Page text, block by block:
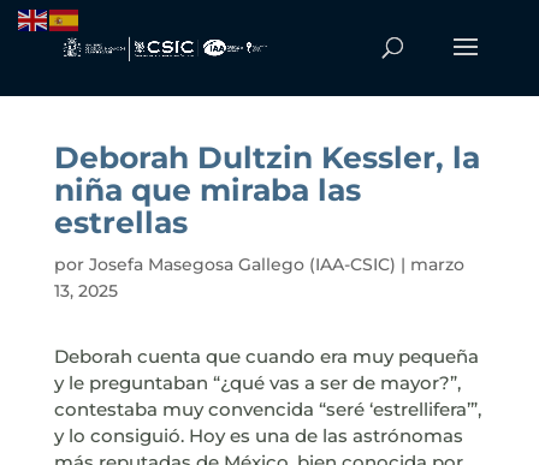
Deborah Dultzin Kessler, la
niña que miraba las
estrellas
por Josefa Masegosa Gallego (IAA-CSIC) | marzo
13, 2025
Deborah cuenta que cuando era muy pequeña
y le preguntaban “¿qué vas a ser de mayor?”,
contestaba muy convencida “seré ‘estrellifera’”,
y lo consiguió. Hoy es una de las astrónomas